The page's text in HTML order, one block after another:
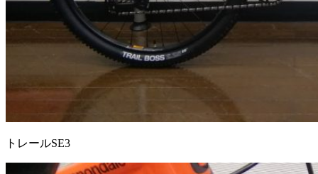
トレールSE3